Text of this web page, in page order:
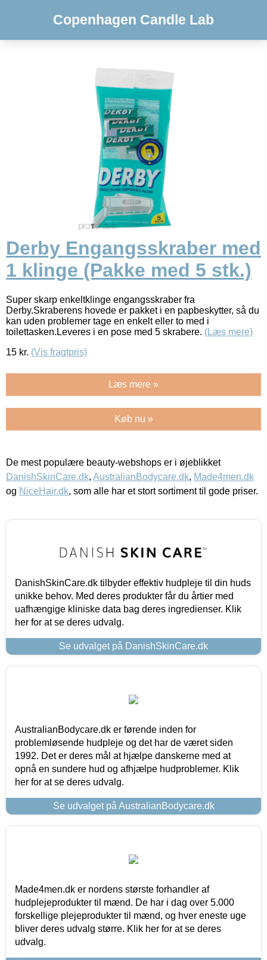
Copenhagen Candle Lab
Derby Engangsskraber med
1 klinge (Pakke med 5 stk.)
Super skarp enkeltklinge engangsskraber fra
Derby.Skraberens hovede er pakket i en papbeskytter, så du
kan uden problemer tage en enkelt eller to med i
toilettasken.Leveres i en pose med 5 skrabere. (Læs mere)
15 kr. (Vis fragtpris)
Læs mere »
Køb nu »
De mest populære beauty-webshops er i øjeblikket
DanishSkinCare.dk, AustralianBodycare.dk, Made4men.dk
og NiceHair.dk, som alle har et stort sortiment til gode priser.
DanishSkinCare.dk tilbyder effektiv hudpleje til din huds
unikke behov. Med deres produkter får du årtier med
uafhængige kliniske data bag deres ingredienser. Klik
her for at se deres udvalg.
Se udvalget på DanishSkinCare.dk
AustralianBodycare.dk er førende inden for
problemløsende hudpleje og det har de været siden
1992. Det er deres mål at hjælpe danskerne med at
opnå en sundere hud og afhjælpe hudproblemer. Klik
her for at se deres udvalg.
Se udvalget på AustralianBodycare.dk
Made4men.dk er nordens største forhandler af
hudplejeprodukter til mænd. De har i dag over 5.000
forskellige plejeprodukter til mænd, og hver eneste uge
bliver deres udvalg større. Klik her for at se deres
udvalg.